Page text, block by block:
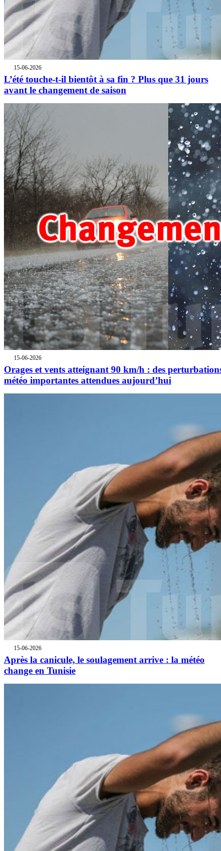
15-06-2026
L’été touche-t-il bientôt à sa fin ? Plus que 31 jours
avant le changement de saison
15-06-2026
Orages et vents atteignant 90 km/h : des
météo importantes attendues aujourd’hui
15-06-2026
Après la canicule, le soulagement arrive : la météo
change en Tunisie